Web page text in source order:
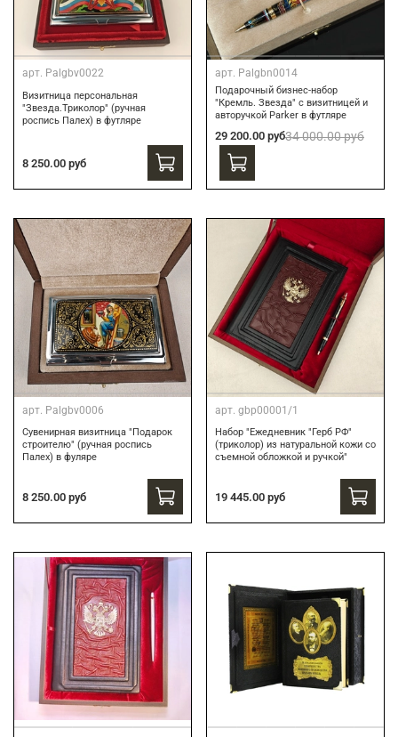
арт. Palgbv0022
Визитница персональная
"Звезда.Триколор" (ручная
роспись Палех) в футляре
8 250.00 руб
арт. Palgbn0014
Подарочный бизнес-набор
"Кремль. Звезда" с визитницей и
авторучкой Parker в футляре
29 200.00 руб34 000.00 руб
арт. Palgbv0006
Сувенирная визитница "Подарок
строителю" (ручная роспись
Палех) в фуляре
8 250.00 руб
арт. gbp00001/1
Набор "Ежедневник "Герб РФ"
(триколор) из натуральной кожи со
съемной обложкой и ручкой"
19 445.00 руб